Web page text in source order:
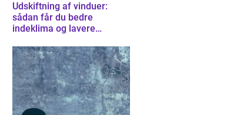
Udskiftning af vinduer:
sådan får du bedre
indeklima og lavere